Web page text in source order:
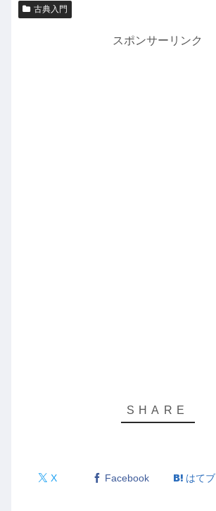
古典入門
スポンサーリンク
X Facebook はてブ